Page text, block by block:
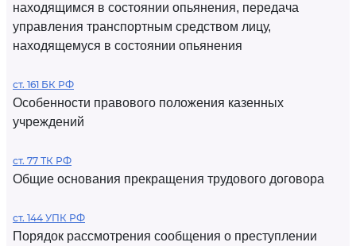
находящимся в состоянии опьянения, передача
управления транспортным средством лицу,
находящемуся в состоянии опьянения
ст. 161 БК РФ
Особенности правового положения казенных
учреждений
ст. 77 ТК РФ
Общие основания прекращения трудового договора
ст. 144 УПК РФ
Порядок рассмотрения сообщения о преступлении